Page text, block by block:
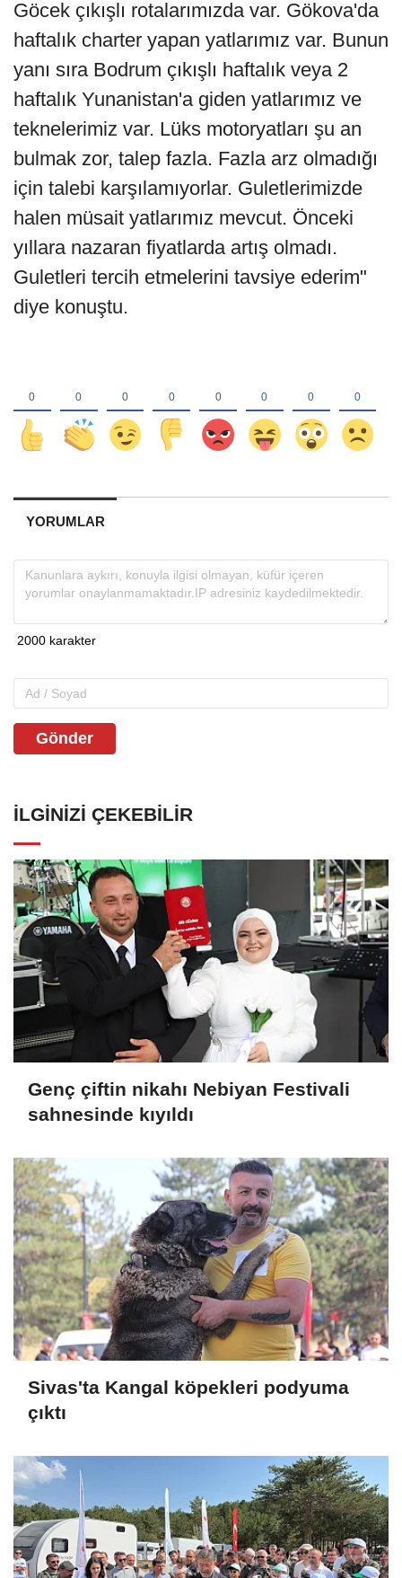
Göcek çıkışlı rotalarımızda var. Gökova'da
haftalık charter yapan yatlarımız var. Bunun
yanı sıra Bodrum çıkışlı haftalık veya 2
haftalık Yunanistan'a giden yatlarımız ve
teknelerimiz var. Lüks motoryatları şu an
bulmak zor, talep fazla. Fazla arz olmadığı
için talebi karşılamıyorlar. Guletlerimizde
halen müsait yatlarımız mevcut. Önceki
yıllara nazaran fiyatlarda artış olmadı.
Guletleri tercih etmelerini tavsiye ederim"
diye konuştu.
YORUMLAR
Gönder
İLGINIZI ÇEKEBILIR
Genç çiftin nikahı Nebiyan Festivali
sahnesinde kıyıldı
Sivas'ta Kangal köpekleri podyuma
çıktı